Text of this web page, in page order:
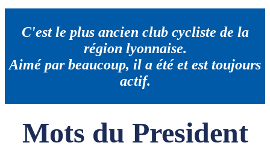
C'est le plus ancien club cycliste de la
région lyonnaise.
Aimé par beaucoup, il a été et est toujours
actif.
Mots du President